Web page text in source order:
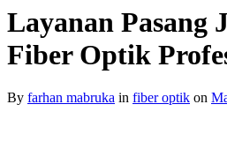
Layanan Pasang
Fiber Optik
By farhan mabruka in fiber optik on